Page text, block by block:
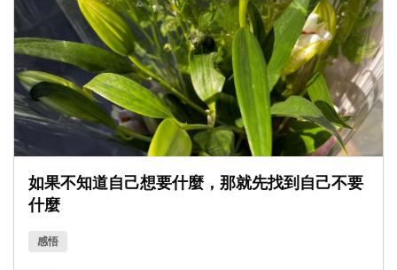
如果不知道自己想要什麼，那就先找到自己不要
什麼
感悟